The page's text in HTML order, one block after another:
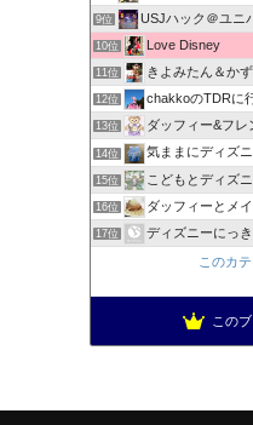
9位 USJハック＠ユニ
10位 Love Disney
11位 きよみたん＆か
12位 chakkoのTDRに
13位 ダッフィー&フレ
14位 気ままにディズ
15位 こどもとディズ
16位 ダッフィーとメ
17位 ディズニーにっき
このカ
この